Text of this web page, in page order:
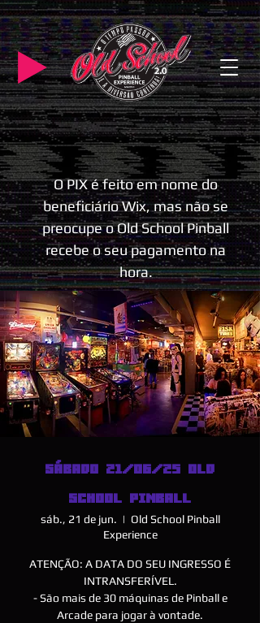
O PIX é feito em nome do
beneficiário Wix, mas não se
preocupe o Old School Pinball
recebe o seu pagamento na
hora.
SÁBADO 21/06/25 OLD
SCHOOL PINBALL
sáb., 21 de jun.
  |
Old School Pinball
Experience
ATENÇÃO: A DATA DO SEU INGRESSO É
INTRANSFERÍVEL.
- São mais de 30 máquinas de Pinball e
Arcade para jogar à vontade.